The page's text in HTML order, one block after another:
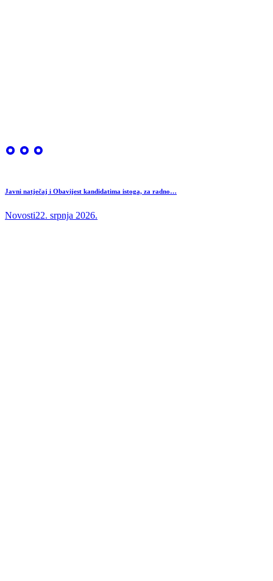
Javni natječaj i Obavijest kandidatima istoga, za radno…
Novosti22. srpnja 2026.